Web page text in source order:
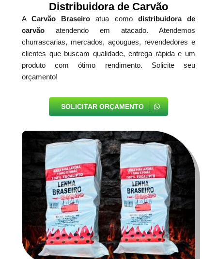
Distribuidora de Carvão
ACarvão Braseiro atua como distribuidora de
carvãoatendendo em atacado. Atendemos
churrascarias, mercados, açougues, revendedores e
clientes que buscam qualidade, entrega rápida e um
produto com ótimo rendimento. Solicite seu
orçamento!
SOLICITAR ORÇAMENTO